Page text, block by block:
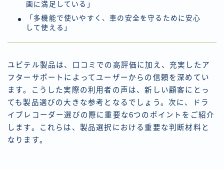
画に満足している」
「多機能で使いやすく、車の安全を守るために安心
して使える」
ユピテル製品は、口コミでの高評価に加え、充実したア
フターサポートによってユーザーからの信頼を深めてい
ます。こうした実際の利用者の声は、新しい顧客にとっ
ても製品選びの大きな参考となるでしょう。次に、ドラ
イブレコーダー選びの際に重要な6つのポイントをご紹介
します。これらは、製品選択における重要な判断材料と
なります。